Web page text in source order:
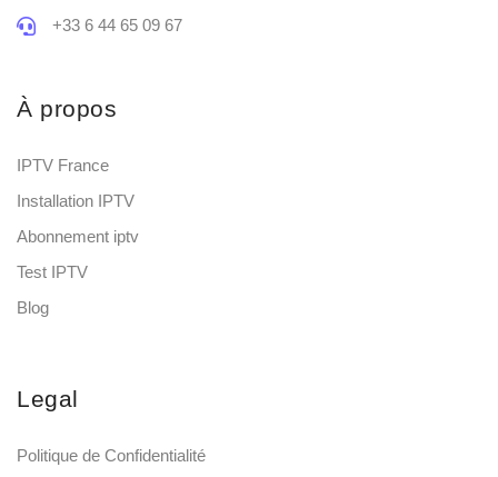
+33 6 44 65 09 67
À propos
IPTV France
Installation IPTV
Abonnement iptv
Test IPTV
Blog
Legal
Politique de Confidentialité